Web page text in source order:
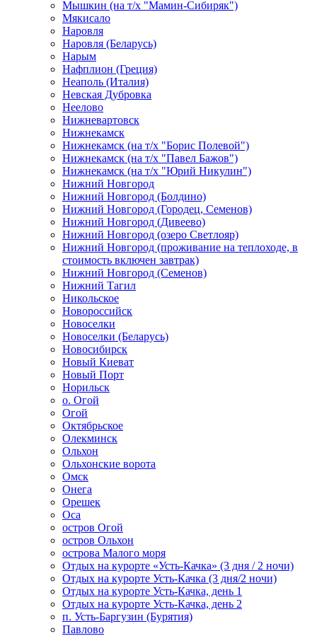
Мышкин (на т/х "Мамин-Сибиряк")
Мякисало
Наровля
Наровля (Беларусь)
Нарым
Нафплион (Греция)
Неаполь (Италия)
Невская Дубровка
Неелово
Нижневартовск
Нижнекамск
Нижнекамск (на т/х "Борис Полевой")
Нижнекамск (на т/х "Павел Бажов")
Нижнекамск (на т/х "Юрий Никулин")
Нижний Новгород
Нижний Новгород (Болдино)
Нижний Новгород (Городец, Семенов)
Нижний Новгород (Дивеево)
Нижний Новгород (озеро Светлояр)
Нижний Новгород (проживание на теплоходе, в
стоимость включен завтрак)
Нижний Новгород (Семенов)
Нижний Тагил
Никольское
Новороссийск
Новоселки
Новоселки (Беларусь)
Новосибирск
Новый Киеват
Новый Порт
Норильск
о. Огой
Огой
Октябрьское
Олекминск
Ольхон
Ольхонские ворота
Омск
Онега
Орешек
Оса
остров Огой
остров Ольхон
острова Малого моря
Отдых на курорте «Усть-Качка» (3 дня / 2 ночи)
Отдых на курорте Усть-Качка (3 дня/2 ночи)
Отдых на курорте Усть-Качка, день 1
Отдых на курорте Усть-Качка, день 2
п. Усть-Баргузин (Бурятия)
Павлово